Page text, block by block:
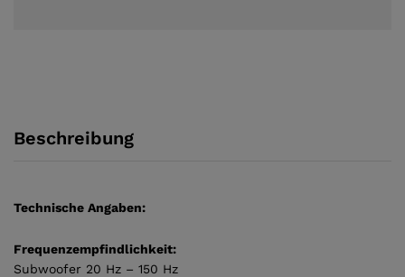
Beschreibung
Technische Angaben:
Frequenzempfindlichkeit:
Subwoofer 20 Hz – 150 Hz